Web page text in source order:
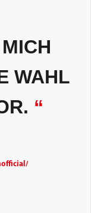
WAHL
“